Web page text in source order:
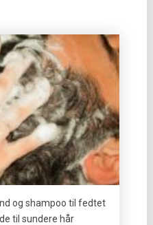
og shampoo til fedtet
til sundere hår